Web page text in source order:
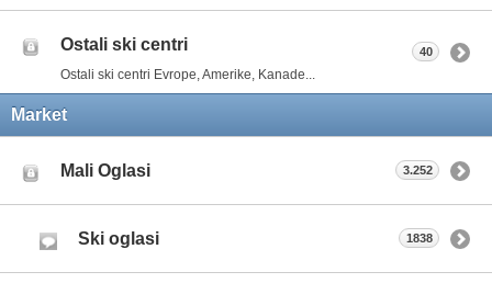
Ostali ski centri
Ostali ski centri Evrope, Amerike, Kanade...
40
Market
Mali Oglasi 3.252
Ski oglasi 1838